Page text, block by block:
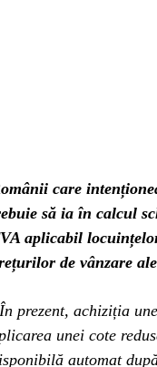
care
să ia în calcul
aplicabil
de vânzare
prezent, achiziția
unei cote
automat